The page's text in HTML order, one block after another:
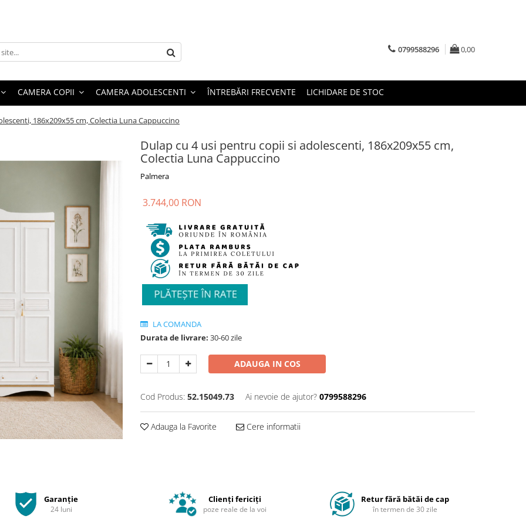
0799588296 0,00
CAMERA COPII CAMERA ADOLESCENTI ÎNTREBĂRI FRECVENTE LICHIDARE DE STOC
186x209x55 cm, Colectia Luna Cappuccino
Dulap cu 4 usi pentru copii si adolescenti, 186x209x55 cm,
Colectia Luna Cappuccino
Palmera
3.744,00 RON
LA COMANDA
Durata de livrare: 30-60 zile
ADAUGA IN COS
Cod Produs: 52.15049.73 Ai nevoie de ajutor? 0799588296
Adauga la Favorite Cere informatii
Garanție
24 luni
Clienți fericiți
poze reale de la voi
Retur fără bătăi de cap
în termen de 30 zile